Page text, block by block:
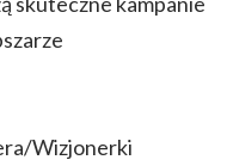
Wizjonerki